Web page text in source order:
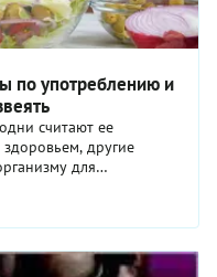
по употреблению и
считают ее
другие
для
разберемся,
и почему важно
продукта. А еще
соли — какие из них